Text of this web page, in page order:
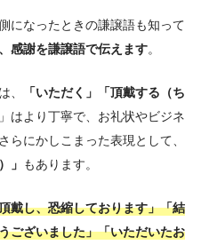
になったときの謙譲語も知って
感謝を謙譲語で伝えます。
、
「いただく」「頂戴する（ち
はより丁寧で、お礼状やビジネ
にかしこまった表現として、
」 もあります。
戴し、恐縮しております」「結
ございました」「いただいたお